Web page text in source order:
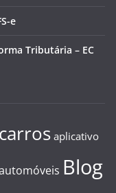
e
Tributária – EC
aplicativo
Blog